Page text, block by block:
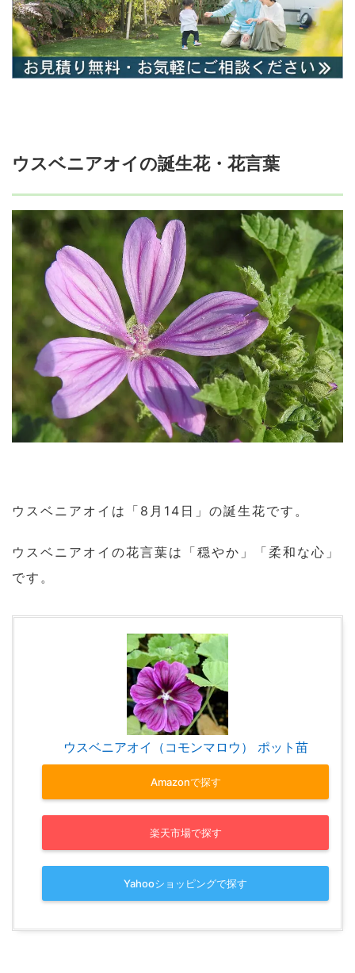
ウスベニアオイの誕生花・花言葉
ウスベニアオイは「8月14日」の誕生花です。
ウスベニアオイの花言葉は「穏やか」「柔和な心」
です。
ウスベニアオイ（コモンマロウ） ポット苗
Amazonで探す
楽天市場で探す
Yahooショッピングで探す